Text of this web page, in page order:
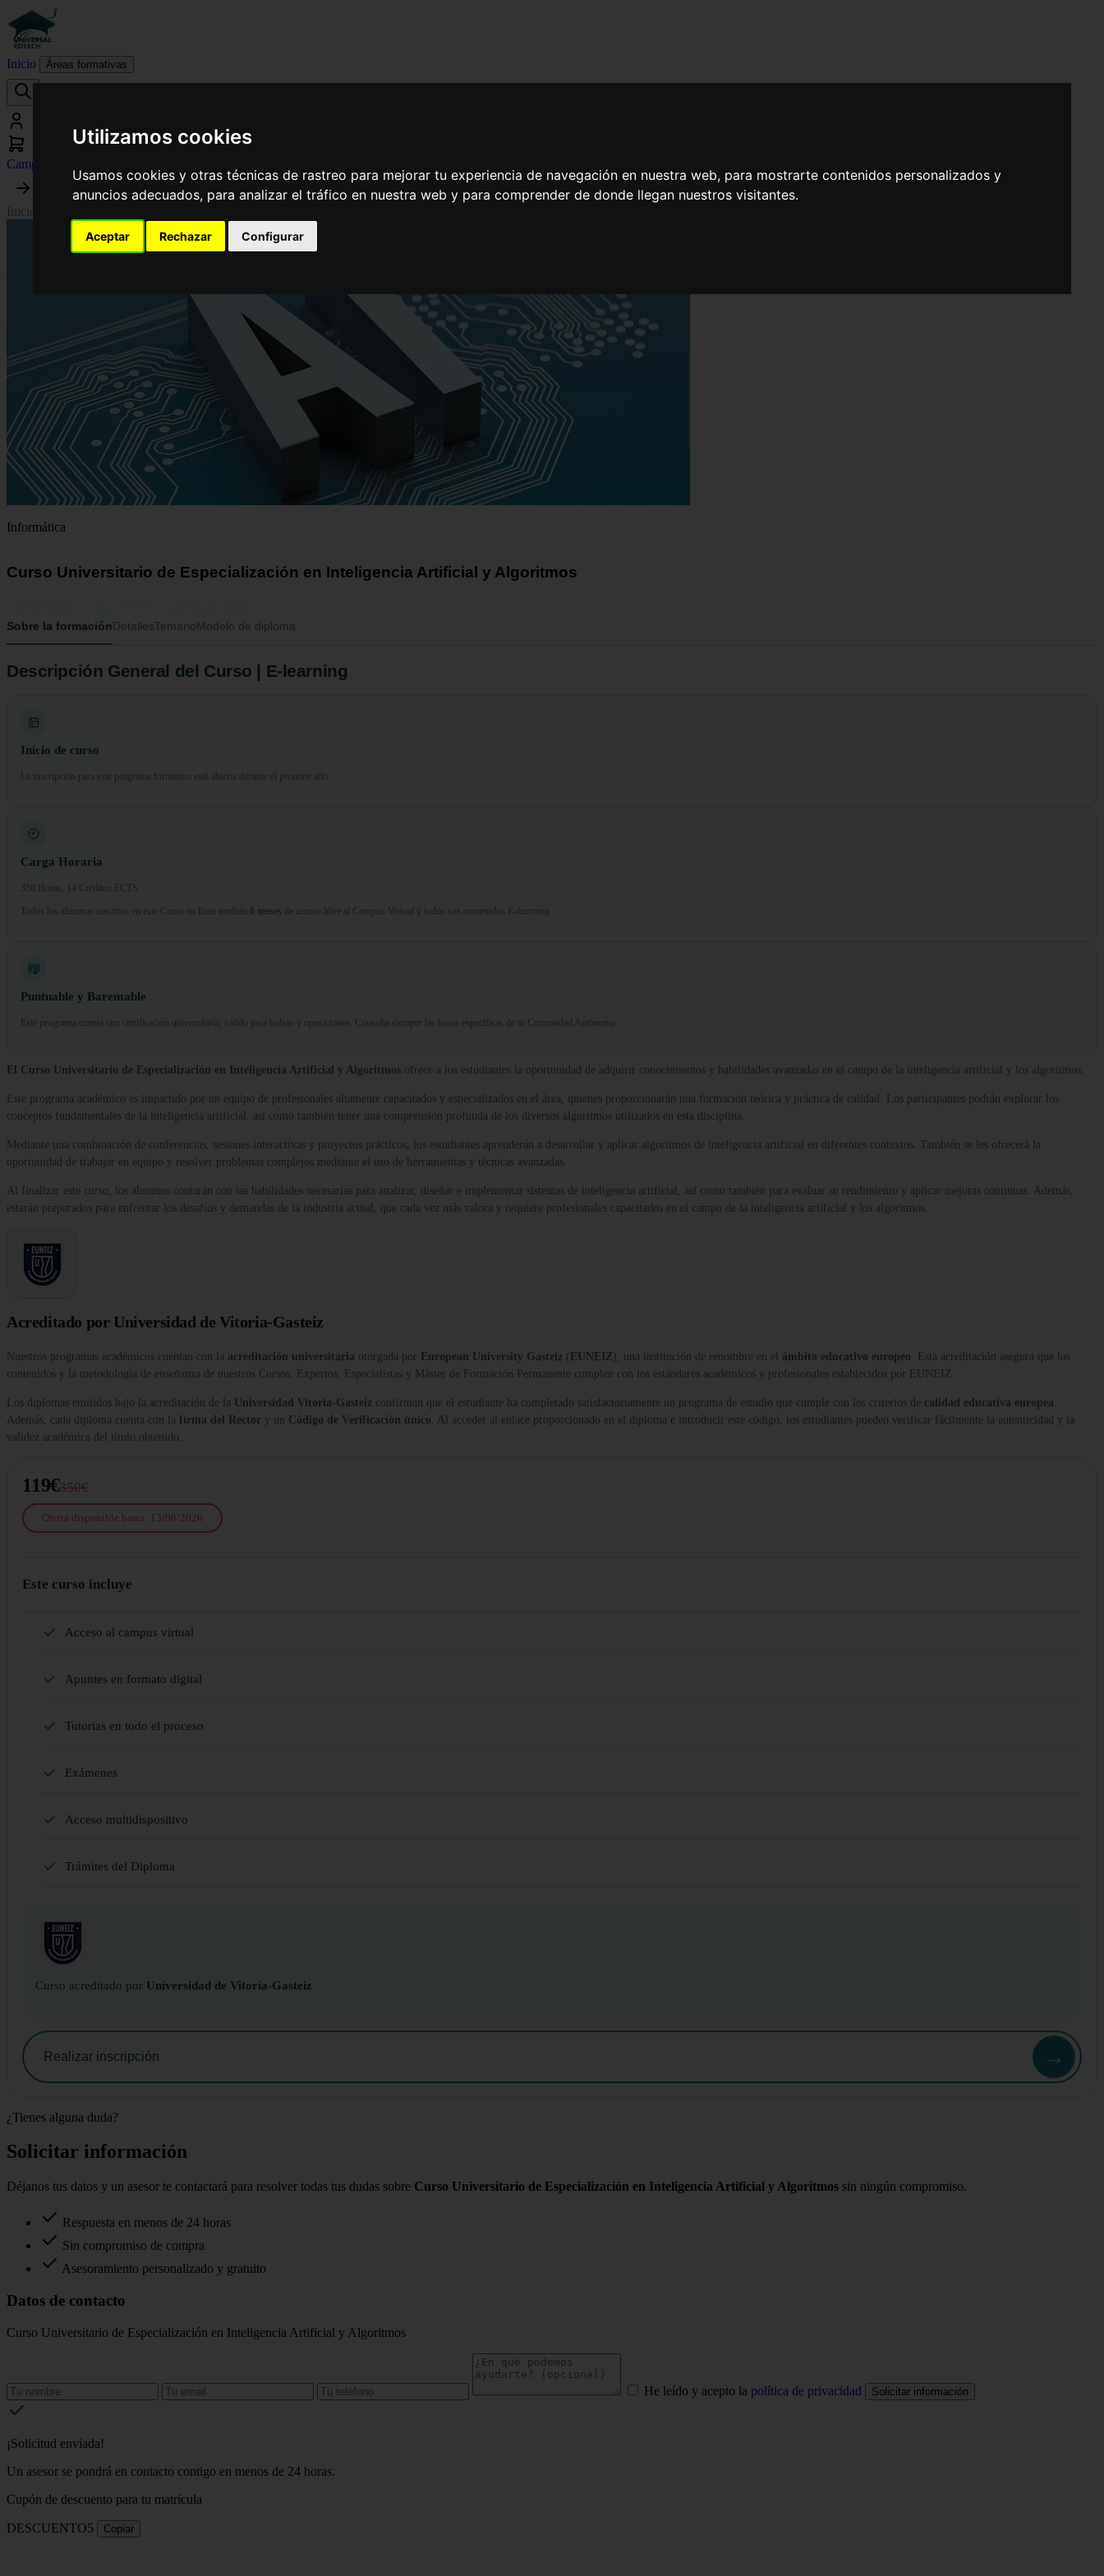
Utilizamos cookies
Usamos cookies y otras técnicas de rastreo para mejorar tu experiencia de navegación en nuestra web, para mostrarte contenidos personalizados y
anuncios adecuados, para analizar el tráfico en nuestra web y para comprender de donde llegan nuestros visitantes.
Aceptar Rechazar Configurar
Inicio Áreas formativas
Campus virtual
Inicio
Informática
Curso Universitario de Especialización en Inteligencia Artificial y Algoritmos
Sobre la formaciónDetallesTemarioModelo de diploma
Descripción General del Curso | E-learning
Inicio de curso
La inscripción para este programa formativo está abierta durante el presente año.
Carga Horaria
350 Horas, 14 Créditos ECTS
Todos los alumnos inscritos en este Curso en línea tendrán 6 meses de acceso libre al Campus Virtual y todos sus contenidos E-learning.
Puntuable y Baremable
Este programa cuenta con certificación universitaria, válido para bolsas y oposiciones. Consulta siempre las bases específicas de tu Comunidad Autónoma.
El Curso Universitario de Especialización en Inteligencia Artificial y Algoritmos ofrece a los estudiantes la oportunidad de adquirir conocimientos y habilidades avanzadas en el campo de la inteligencia artificial y los algoritmos.
Este programa académico es impartido por un equipo de profesionales altamente capacitados y especializados en el área, quienes proporcionarán una formación teórica y práctica de calidad. Los participantes podrán explorar los
conceptos fundamentales de la inteligencia artificial, así como también tener una comprensión profunda de los diversos algoritmos utilizados en esta disciplina.
Mediante una combinación de conferencias, sesiones interactivas y proyectos prácticos, los estudiantes aprenderán a desarrollar y aplicar algoritmos de inteligencia artificial en diferentes contextos. También se les ofrecerá la
oportunidad de trabajar en equipo y resolver problemas complejos mediante el uso de herramientas y técnicas avanzadas.
Al finalizar este curso, los alumnos contarán con las habilidades necesarias para analizar, diseñar e implementar sistemas de inteligencia artificial, así como también para evaluar su rendimiento y aplicar mejoras continuas. Además,
estarán preparados para enfrentar los desafíos y demandas de la industria actual, que cada vez más valora y requiere profesionales capacitados en el campo de la inteligencia artificial y los algoritmos.
Acreditado por Universidad de Vitoria-Gasteiz
Nuestros programas académicos cuentan con la acreditación universitaria otorgada por European University Gasteiz ( EUNEIZ ), una institución de renombre en el ámbito educativo europeo. Esta acreditación asegura que los
contenidos y la metodología de enseñanza de nuestros Cursos, Expertos, Especialistas y Máster de Formación Permanente cumplen con los estándares académicos y profesionales establecidos por EUNEIZ.
Los diplomas emitidos bajo la acreditación de la Universidad Vitoria-Gasteiz confirman que el estudiante ha completado satisfactoriamente un programa de estudio que cumple con los criterios de calidad educativa europea.
Además, cada diploma cuenta con la firma del Rector y un Código de Verificación único. Al acceder al enlace proporcionado en el diploma e introducir este código, los estudiantes pueden verificar fácilmente la autenticidad y la
validez académica del título obtenido.
119€350€
Oferta disponible hasta: 13/08/2026
Este curso incluye
Acceso al campus virtual
Apuntes en formato digital
Tutorias en todo el proceso
Exámenes
Acceso multidispositivo
Trámites del Diploma
Curso acreditado por Universidad de Vitoria-Gasteiz
Realizar inscripción →
¿Tienes alguna duda?
Solicitar información
Déjanos tus datos y un asesor te contactará para resolver todas tus dudas sobre Curso Universitario de Especialización en Inteligencia Artificial y Algoritmos sin ningún compromiso.
Respuesta en menos de 24 horas
Sin compromiso de compra
Asesoramiento personalizado y gratuito
Datos de contacto
Curso Universitario de Especialización en Inteligencia Artificial y Algoritmos
He leído y acepto la política de privacidad Solicitar información
¡Solicitud enviada!
Un asesor se pondrá en contacto contigo en menos de 24 horas.
Cupón de descuento para tu matrícula
DESCUENTO5 Copiar